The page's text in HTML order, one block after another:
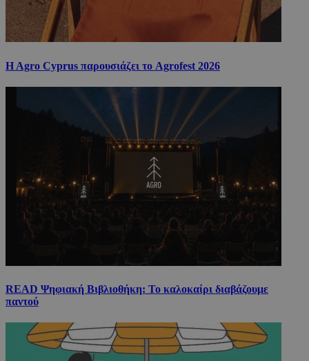
H Agro Cyprus παρουσιάζει το Agrofest 2026
READ Ψηφιακή Βιβλιοθήκη: Το καλοκαίρι διαβάζουμε
παντού